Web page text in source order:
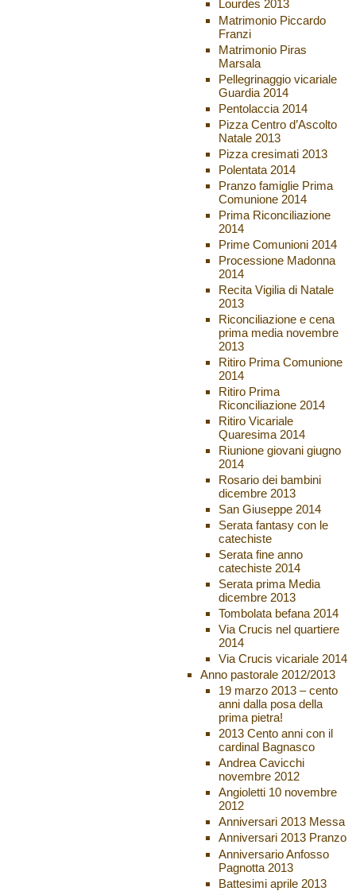
Lourdes 2013
Matrimonio Piccardo
Franzi
Matrimonio Piras
Marsala
Pellegrinaggio vicariale
Guardia 2014
Pentolaccia 2014
Pizza Centro d’Ascolto
Natale 2013
Pizza cresimati 2013
Polentata 2014
Pranzo famiglie Prima
Comunione 2014
Prima Riconciliazione
2014
Prime Comunioni 2014
Processione Madonna
2014
Recita Vigilia di Natale
2013
Riconciliazione e cena
prima media novembre
2013
Ritiro Prima Comunione
2014
Ritiro Prima
Riconciliazione 2014
Ritiro Vicariale
Quaresima 2014
Riunione giovani giugno
2014
Rosario dei bambini
dicembre 2013
San Giuseppe 2014
Serata fantasy con le
catechiste
Serata fine anno
catechiste 2014
Serata prima Media
dicembre 2013
Tombolata befana 2014
Via Crucis nel quartiere
2014
Via Crucis vicariale 2014
Anno pastorale 2012/2013
19 marzo 2013 – cento
anni dalla posa della
prima pietra!
2013 Cento anni con il
cardinal Bagnasco
Andrea Cavicchi
novembre 2012
Angioletti 10 novembre
2012
Anniversari 2013 Messa
Anniversari 2013 Pranzo
Anniversario Anfosso
Pagnotta 2013
Battesimi aprile 2013